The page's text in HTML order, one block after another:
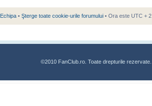
Echipa • Şterge toate cookie-urile forumului • Ora este UTC + 2
©2010 FanClub.ro. Toate drepturile rezervate.